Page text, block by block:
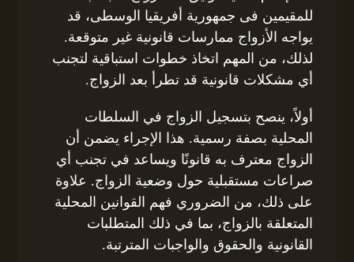
للمقيمين فى جمهورية أفريقيا الوسطى، قد
يواجه الأزواج ممارسات قانونية غير متوقعة.
لذلك، من المهم اتخاذ خطوات استباقية لتجنب
أي مشكلات قانونية قد تطرأ بعد الزواج.
أولاً، ينصح بتسجيل الزواج في السلطات
المحلية بصفة رسمية. هذا الإجراء يضمن أن
الزواج معترف به قانونًا ويساعد في تجنب أي
صراعات مستقبلية حول وضعية الزواج. علاوة
على ذلك، من الضروري فهم القوانين المحلية
المتعلقة بالزواج، بما في ذلك المتطلبات
القانونية والحقوق والواجبات المترتبة.